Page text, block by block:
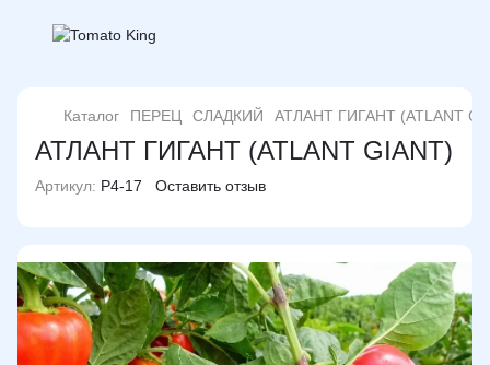
Каталог ПЕРЕЦ СЛАДКИЙ АТЛАНТ ГИГАНТ (ATLANT
АТЛАНТ ГИГАНТ (ATLANT GIANT)
Артикул: P4-17 Оставить отзыв